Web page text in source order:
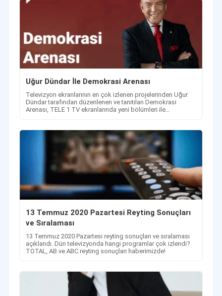
Uğur Dündar İle Demokrasi Arenası
Televizyon ekranlarının en çok izlenen projelerinden Uğur
Dündar tarafından düzenlenen ve tanıtılan Demokrasi
Arenası, TELE 1 TV ekranlarında yeni bölümleri ile
13 Temmuz 2020 Pazartesi Reyting Sonuçları
ve Sıralaması
13 Temmuz 2020 Pazartesi reyting sonuçları ve sıralaması
açıklandı. Dün televizyonda hangi programlar çok izlendi?
TOTAL, AB ve ABC reyting sonuçları haberimizde!